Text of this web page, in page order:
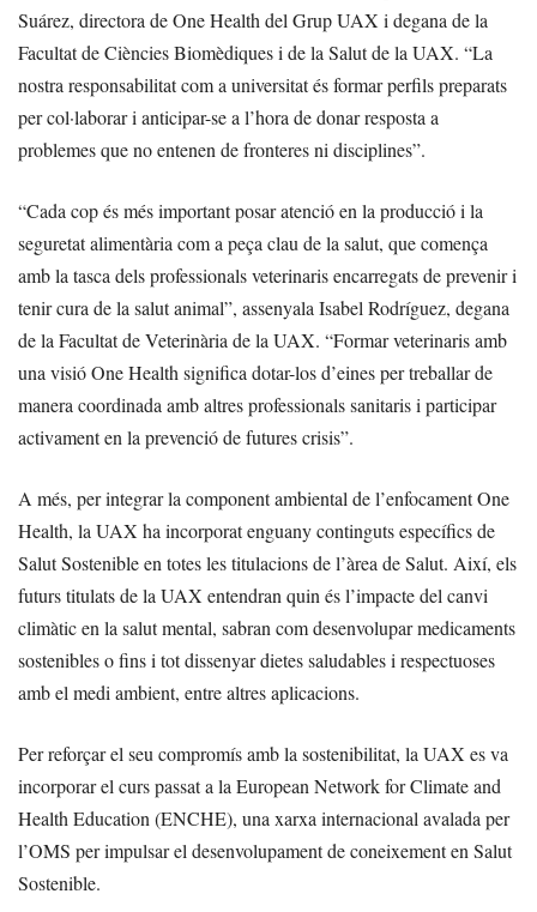
Suárez, directora de One Health del Grup UAX i degana de la
Facultat de Ciències Biomèdiques i de la Salut de la UAX. “La
nostra responsabilitat com a universitat és formar perfils preparats
per col·laborar i anticipar-se a l’hora de donar resposta a
problemes que no entenen de fronteres ni disciplines”.
“Cada cop és més important posar atenció en la producció i la
seguretat alimentària com a peça clau de la salut, que comença
amb la tasca dels professionals veterinaris encarregats de prevenir i
tenir cura de la salut animal”, assenyala Isabel Rodríguez, degana
de la Facultat de Veterinària de la UAX. “Formar veterinaris amb
una visió One Health significa dotar-los d’eines per treballar de
manera coordinada amb altres professionals sanitaris i participar
activament en la prevenció de futures crisis”.
A més, per integrar la component ambiental de l’enfocament One
Health, la UAX ha incorporat enguany continguts específics de
Salut Sostenible en totes les titulacions de l’àrea de Salut. Així, els
futurs titulats de la UAX entendran quin és l’impacte del canvi
climàtic en la salut mental, sabran com desenvolupar medicaments
sostenibles o fins i tot dissenyar dietes saludables i respectuoses
amb el medi ambient, entre altres aplicacions.
Per reforçar el seu compromís amb la sostenibilitat, la UAX es va
incorporar el curs passat a la European Network for Climate and
Health Education (ENCHE), una xarxa internacional avalada per
l’OMS per impulsar el desenvolupament de coneixement en Salut
Sostenible.